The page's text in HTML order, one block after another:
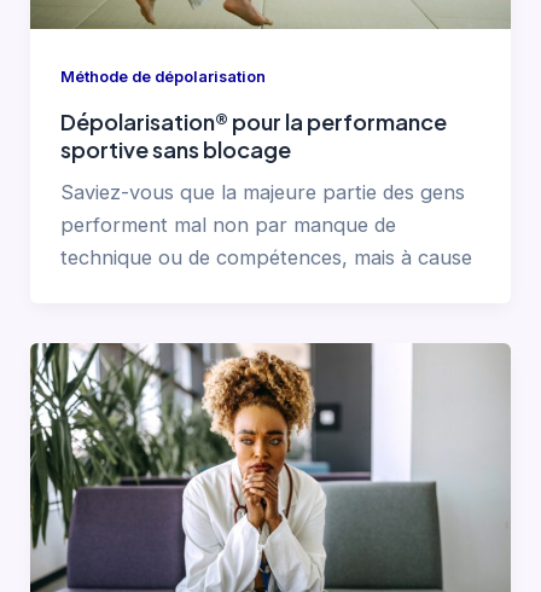
Méthode de dépolarisation
Dépolarisation® pour la performance
sportive sans blocage
Saviez-vous que la majeure partie des gens
performent mal non par manque de
technique ou de compétences, mais à cause